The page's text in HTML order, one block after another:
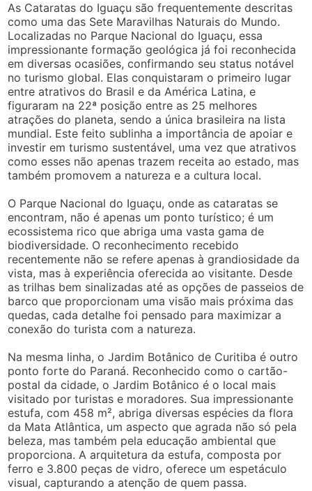
As Cataratas do Iguaçu são frequentemente descritas
como uma das Sete Maravilhas Naturais do Mundo.
Localizadas no Parque Nacional do Iguaçu, essa
impressionante formação geológica já foi reconhecida
em diversas ocasiões, confirmando seu status notável
no turismo global. Elas conquistaram o primeiro lugar
entre atrativos do Brasil e da América Latina, e
figuraram na 22ª posição entre as 25 melhores
atrações do planeta, sendo a única brasileira na lista
mundial. Este feito sublinha a importância de apoiar e
investir em turismo sustentável, uma vez que atrativos
como esses não apenas trazem receita ao estado, mas
também promovem a natureza e a cultura local.
O Parque Nacional do Iguaçu, onde as cataratas se
encontram, não é apenas um ponto turístico; é um
ecossistema rico que abriga uma vasta gama de
biodiversidade. O reconhecimento recebido
recentemente não se refere apenas à grandiosidade da
vista, mas à experiência oferecida ao visitante. Desde
as trilhas bem sinalizadas até as opções de passeios de
barco que proporcionam uma visão mais próxima das
quedas, cada detalhe foi pensado para maximizar a
conexão do turista com a natureza.
Na mesma linha, o Jardim Botânico de Curitiba é outro
ponto forte do Paraná. Reconhecido como o cartão-
postal da cidade, o Jardim Botânico é o local mais
visitado por turistas e moradores. Sua impressionante
estufa, com 458 m², abriga diversas espécies da flora
da Mata Atlântica, um aspecto que agrada não só pela
beleza, mas também pela educação ambiental que
proporciona. A arquitetura da estufa, composta por
ferro e 3.800 peças de vidro, oferece um espetáculo
visual, capturando a atenção de quem passa.